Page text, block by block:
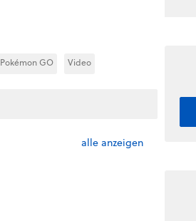
Pokémon GO Video
alle anzeigen